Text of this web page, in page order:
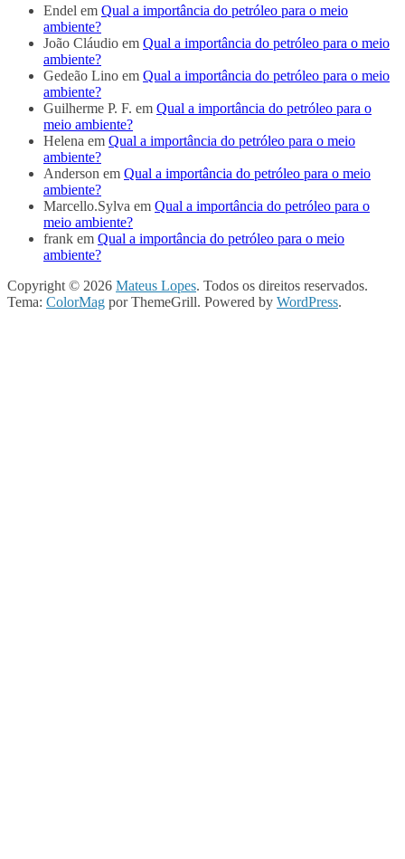
Endel em Qual a importância do petróleo para o meio
ambiente?
João Cláudio em Qual a importância do petróleo para o meio
ambiente?
Gedeão Lino em Qual a importância do petróleo para o meio
ambiente?
Guilherme P. F. em Qual a importância do petróleo para o
meio ambiente?
Helena em Qual a importância do petróleo para o meio
ambiente?
Anderson em Qual a importância do petróleo para o meio
ambiente?
Marcello.Sylva em Qual a importância do petróleo para o
meio ambiente?
frank em Qual a importância do petróleo para o meio
ambiente?
Copyright © 2026 Mateus Lopes. Todos os direitos reservados.
Tema: ColorMag por ThemeGrill. Powered by WordPress.